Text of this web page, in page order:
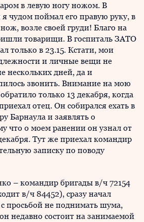
в левую ногу ножом. В
я чудом поймал его правую руку, в
возле своей груди! Благо на
товарищи. В госпиталь ЗАТО
в 23.15. Кстати, мои
и личные вещи не
нескольких дней, да и
звонить. Внимание на мою
только 13 декабря, когда
отец. Он собирался ехать в
Барнаула и заявлять о
что о моем ранении он узнал от
Тут же приехал командир
записку по поводу
– командир бригады в/ч 72154
в/ч 84452), сразу начал
просьбой не поднимать шума,
недавно состоит на занимаемой